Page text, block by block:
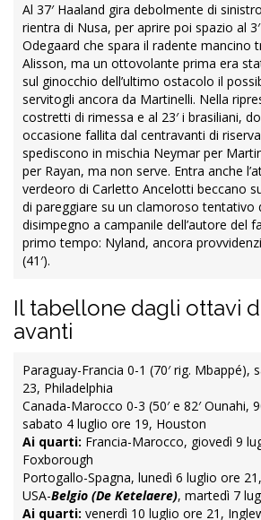
Al 37′ Haaland gira debolmente di
rientra di Nusa, per aprire poi spazio al
Odegaard che spara il radente mancino
Alisson, ma un ottovolante prima era
sul ginocchio dell’ultimo ostacolo il
servitogli ancora da Martinelli. Nella
costretti di rimessa e al 23′ i brasiliani,
occasione fallita dal centravanti di riserva
spediscono in mischia Neymar per
per Rayan, ma non serve. Entra anche
verdeoro di Carletto Ancelotti beccano
di pareggiare su un clamoroso tentativo
disimpegno a campanile dell’autore del
primo tempo: Nyland, ancora
(41′).
Il tabellone dagli ottavi
avanti
Paraguay-Francia 0-1 (70′ rig. Mbappé),
23, Philadelphia
Canada-Marocco 0-3 (50′ e 82′ Ounahi,
sabato 4 luglio ore 19, Houston
Ai quarti: Francia-Marocco, giovedì 9
Foxborough
Portogallo-Spagna, lunedì 6 luglio ore
USA-Belgio (De Ketelaere), martedì 7
Ai quarti: venerdì 10 luglio ore 21,